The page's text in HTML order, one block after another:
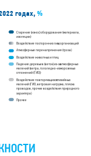
годах, %
Старение (износ) оборудования (материала,
изоляции)
Воздействие посторонних лици организаций
Атмосферные перенапряжения (гроза)
Воздействие животных и птиц
Падение деревьев (веток) из-заатмосферных
явлений (ветра, гололедно-изморозевых
отложений (ГИО))
Воздействие повторяющихсястихийных
явлений (ГИО, ветровая нагрузка, пляска
проводов, прочие воздействия природного
характера)
Прочее